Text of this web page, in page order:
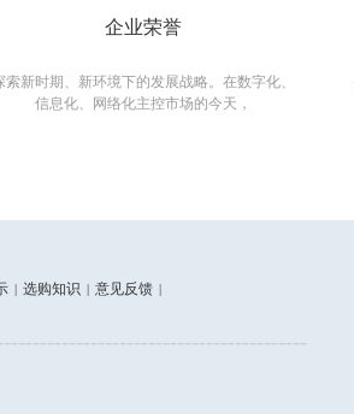
企业荣誉
索新时期、新环境下的发展战略。在数字化、
信息化、网络化主控市场的今天，
| 选购知识 | 意见反馈 |